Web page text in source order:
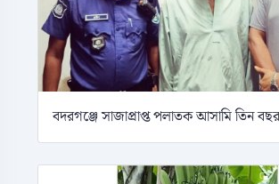
বদরগঞ্জে সাজাপ্রাপ্ত পলাতক আসামি তিন